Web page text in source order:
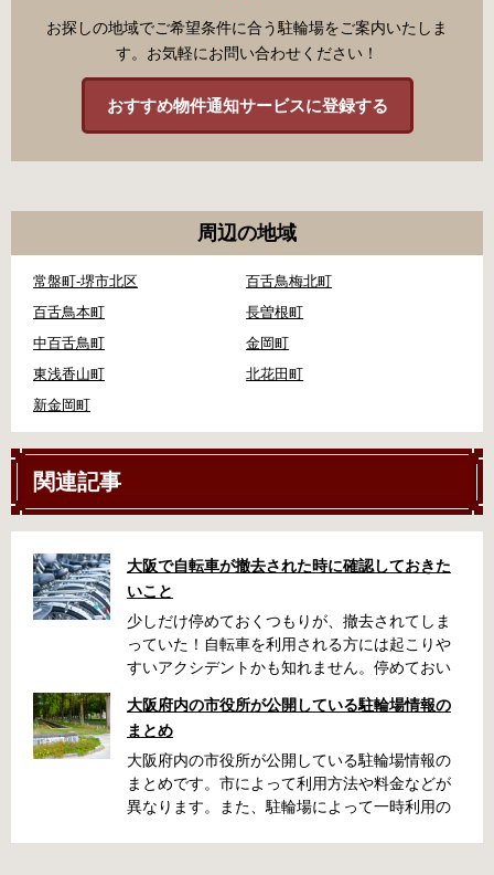
お探しの地域でご希望条件に合う駐輪場をご案内いたしま
す。お気軽にお問い合わせください！
おすすめ物件通知サービスに登録する
周辺の地域
常盤町-堺市北区
百舌鳥梅北町
百舌鳥本町
長曽根町
中百舌鳥町
金岡町
東浅香山町
北花田町
新金岡町
関連記事
大阪で自転車が撤去された時に確認しておきた
いこと
少しだけ停めておくつもりが、撤去されてしま
っていた！自転車を利用される方には起こりや
すいアクシデントかも知れません。停めておい
い、なんてことになってしまうかも知れませ
ん。そんな時に役立つ情報をまとめました。事
前に確認しておきましょう。 守口市で撤去され
た場合 放置自転車大日保管所 住所 守口市大日
町4丁目281の3番地 電話 06-6902-2340（業務
大阪府内の市役所が公開している駐輪場情報の
まとめ
大阪府内の市役所が公開している駐輪場情報の
まとめです。市によって利用方法や料金などが
異なります。また、駐輪場によって一時利用の